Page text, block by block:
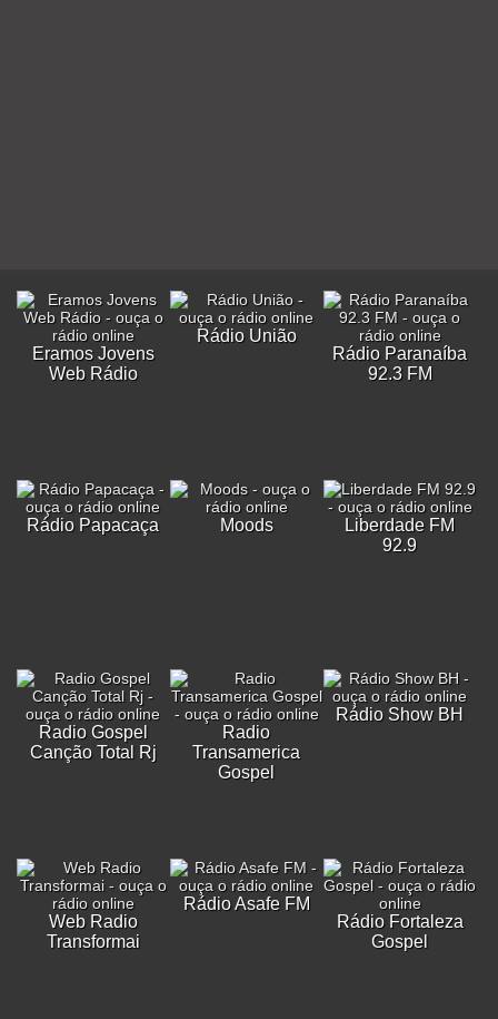
Eramos Jovens
Web Rádio
Rádio União
Rádio Paranaíba
92.3 FM
Rádio Papacaça Moods
Liberdade FM
92.9
Radio Gospel
Canção Total Rj
Radio
Transamerica
Gospel
Rádio Show BH
Web Radio
Transformai
Rádio Asafe FM
Rádio Fortaleza
Gospel